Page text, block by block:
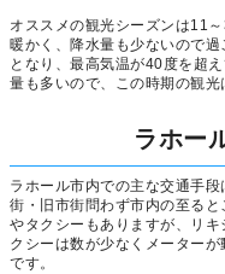
オススメの観光シーズンは11
暖かく、降水量も少ないので
となり、最高気温が40度を超
量も多いので、この時期の観光
ラホー
ラホール市内での主な交通手
街・旧市街問わず市内の至る
やタクシーもありますが、リ
クシーは数が少なくメーター
です。